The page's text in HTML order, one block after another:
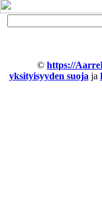
© https://
yksityisyyden suoja ja